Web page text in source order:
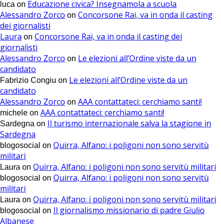
luca on Educazione civica? Insegnamola a scuola
Alessandro Zorco on Concorsone Rai, va in onda il casting
dei giornalisti
Laura on Concorsone Rai, va in onda il casting dei
giornalisti
Alessandro Zorco on Le elezioni all’Ordine viste da un
candidato
Fabrizio Congiu on Le elezioni all’Ordine viste da un
candidato
Alessandro Zorco on AAA contattateci: cerchiamo santi!
michele on AAA contattateci: cerchiamo santi!
Sardegna on Il turismo internazionale salva la stagione in
Sardegna
blogosocial on Quirra, Alfano: i poligoni non sono servitù
militari
Laura on Quirra, Alfano: i poligoni non sono servitù militari
blogosocial on Quirra, Alfano: i poligoni non sono servitù
militari
Laura on Quirra, Alfano: i poligoni non sono servitù militari
blogosocial on Il giornalismo missionario di padre Giulio
Albanese